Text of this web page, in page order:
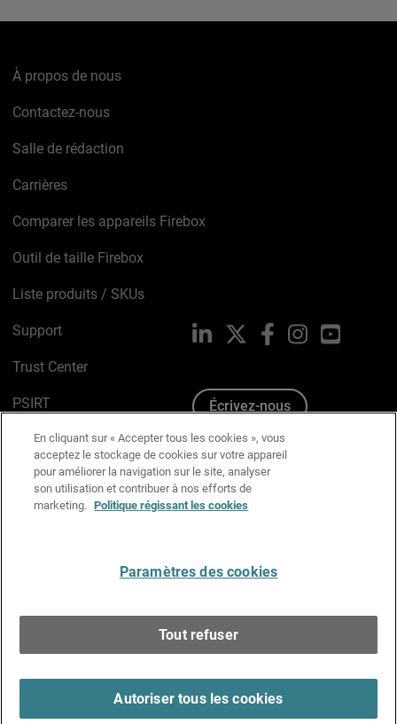
À propos de nous
Contactez-nous
Salle de rédaction
Carrières
Comparer les appareils Firebox
Outil de taille Firebox
Liste produits / SKUs
Support
Trust Center
PSIRT
Avis sur les cookies
Politique de confidentialité
Charte Graphique
LinkedIn FacebookInstagramYouTube
Écrivez-nous
En cliquant sur « Accepter tous les cookies », vous
acceptez le stockage de cookies sur votre appareil
pour améliorer la navigation sur le site, analyser
son utilisation et contribuer à nos efforts de
marketing. Politique régissant les cookies
Paramètres des cookies
Tout refuser
Autoriser tous les cookies